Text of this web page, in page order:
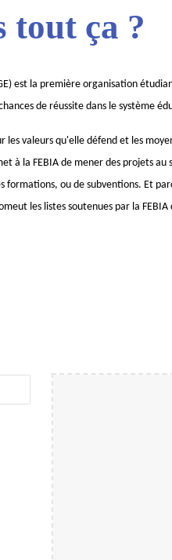
tout ça ?
est la première organisation
de réussite dans le système
les valeurs qu'elle défend et les
à la FEBIA de mener des projets au
formations, ou de subventions. Et
les listes soutenues par la FEBIA